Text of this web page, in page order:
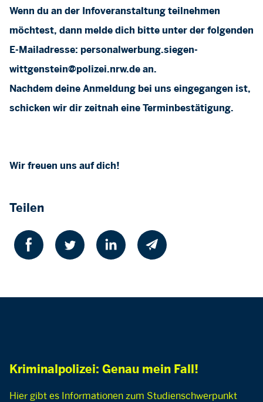
Wenn du an der Infoveranstaltung teilnehmen
möchtest, dann melde dich bitte unter der folgenden
E-Mailadresse: personalwerbung.siegen-
wittgenstein@polizei.nrw.de an.
Nachdem deine Anmeldung bei uns eingegangen ist,
schicken wir dir zeitnah eine Terminbestätigung.
Wir freuen uns auf dich!
Teilen
Kriminalpolizei: Genau mein Fall!
Hier gibt es Informationen zum Studienschwerpunkt